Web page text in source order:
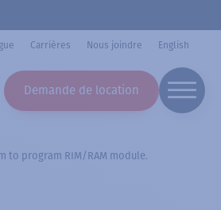
Carrières Nous joindre English
Demande de location
to program RIM/RAM module.